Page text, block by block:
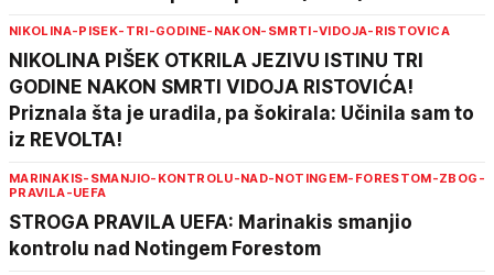
NIKOLINA-PISEK-TRI-GODINE-NAKON-SMRTI-VIDOJA-RISTOVICA
NIKOLINA PIŠEK OTKRILA JEZIVU ISTINU TRI
GODINE NAKON SMRTI VIDOJA RISTOVIĆA!
Priznala šta je uradila, pa šokirala: Učinila sam to
iz REVOLTA!
MARINAKIS-SMANJIO-KONTROLU-NAD-NOTINGEM-FORESTOM-ZBOG-
PRAVILA-UEFA
STROGA PRAVILA UEFA: Marinakis smanjio
kontrolu nad Notingem Forestom